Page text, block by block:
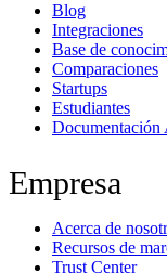
Blog
Integraciones
Base de
Comparaciones
Startups
Estudiantes
Documentación
Empresa
Acerca de
Recursos de
Trust Center